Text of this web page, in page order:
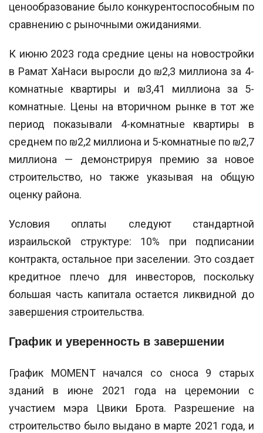
ценообразование было конкурентоспособным по
сравнению с рыночными ожиданиями.
К июню 2023 года средние цены на новостройки
в Рамат ХаНаси выросли до ₪2,3 миллиона за 4-
комнатные квартиры и ₪3,41 миллиона за 5-
комнатные. Цены на вторичном рынке в тот же
период показывали 4-комнатные квартиры в
среднем по ₪2,2 миллиона и 5-комнатные по ₪2,7
миллиона — демонстрируя премию за новое
строительство, но также указывая на общую
оценку района.
Условия оплаты следуют стандартной
израильской структуре: 10% при подписании
контракта, остальное при заселении. Это создает
кредитное плечо для инвесторов, поскольку
большая часть капитала остается ликвидной до
завершения строительства.
График и уверенность в завершении
График MOMENT начался со сноса 9 старых
зданий в июне 2021 года на церемонии с
участием мэра Цвики Брота. Разрешение на
строительство было выдано в марте 2021 года, и